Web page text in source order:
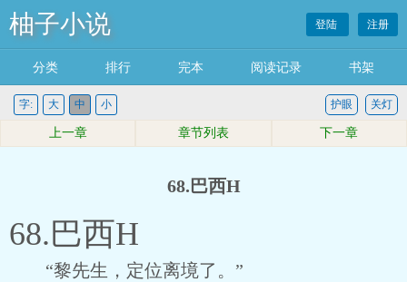
柚子小说 登陆 注册
分类 排行 完本 阅读记录 书架
字: 大 中 小 关灯
护眼
上一章 章节列表 下一章
68.巴西H
68.巴西H
“黎先生，定位离境了。”